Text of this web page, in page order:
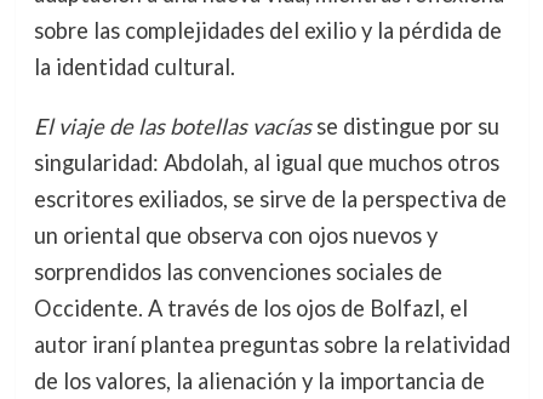
sobre las complejidades del exilio y la pérdida de
la identidad cultural.
El viaje de las botellas vacíasse distingue por su
singularidad: Abdolah, al igual que muchos otros
escritores exiliados, se sirve de la perspectiva de
un oriental que observa con ojos nuevos y
sorprendidos las convenciones sociales de
Occidente. A través de los ojos de Bolfazl, el
autor iraní plantea preguntas sobre la relatividad
de los valores, la alienación y la importancia de